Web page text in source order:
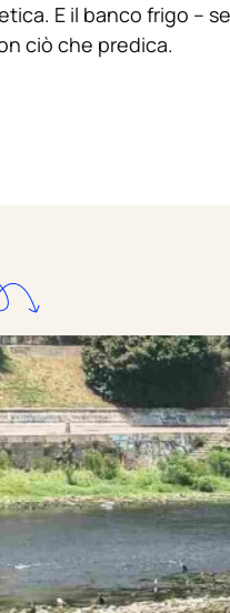
E il banco frigo –
ciò che predica.